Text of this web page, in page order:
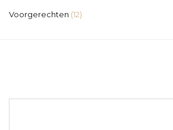
Voorgerechten (12)